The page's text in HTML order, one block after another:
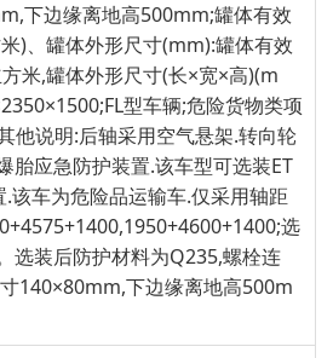
下边缘离地高500mm;罐体有效
)、罐体外形尺寸(mm):罐体有效
米,罐体外形尺寸(长×宽×高)(m
型车辆;危险货物类项
他说明:后轴采用空气悬架.转向轮
胎应急防护装置.该车型可选装ET
.该车为危险品运输车.仅采用轴距
选
选装后防护材料为Q235,螺栓连
140×80mm,下边缘离地高500m